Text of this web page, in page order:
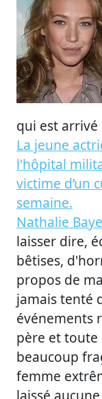
qui est arrivé
La jeune
l'hôpital
victime d’un
semaine.
Nathalie Baye
laisser dire,
bêtises,
propos de
jamais tenté
événements
père et
beaucoup
femme
laissé